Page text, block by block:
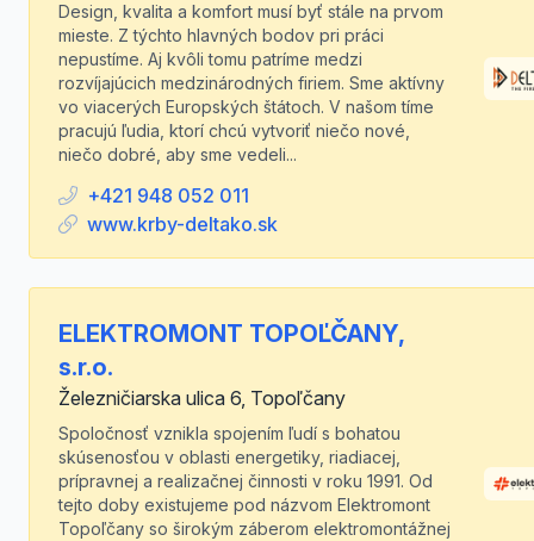
Design, kvalita a komfort musí byť stále na prvom
mieste. Z týchto hlavných bodov pri práci
nepustíme. Aj kvôli tomu patríme medzi
rozvíjajúcich medzinárodných firiem. Sme aktívny
vo viacerých Europských štátoch. V našom tíme
pracujú ľudia, ktorí chcú vytvoriť niečo nové,
niečo dobré, aby sme vedeli...
+421 948 052 011
www.krby-deltako.sk
ELEKTROMONT TOPOĽČANY,
s.r.o.
Železničiarska ulica 6, Topoľčany
Spoločnosť vznikla spojením ľudí s bohatou
skúsenosťou v oblasti energetiky, riadiacej,
prípravnej a realizačnej činnosti v roku 1991. Od
tejto doby existujeme pod názvom Elektromont
Topoľčany so širokým záberom elektromontážnej